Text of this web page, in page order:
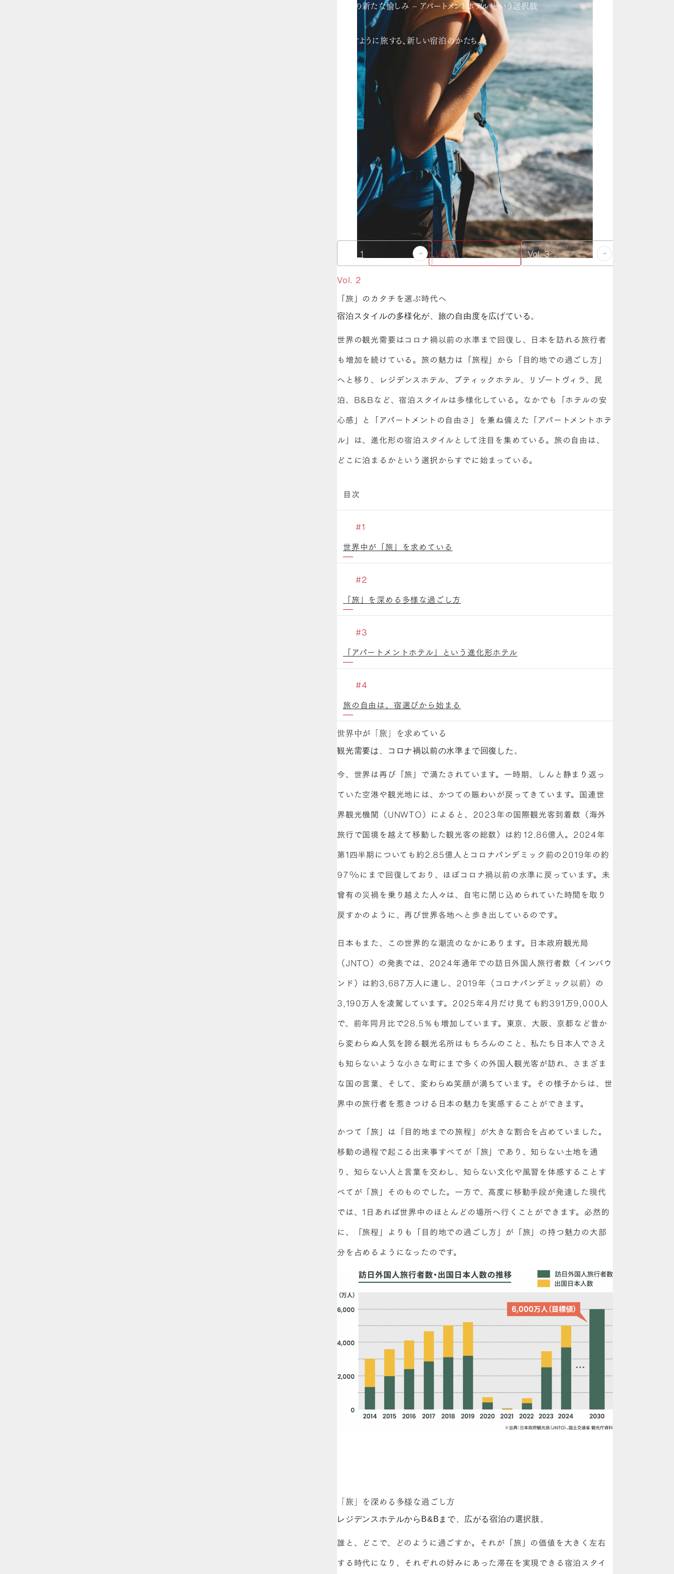
「旅」の新たな愉しみ – アパートメントホテル という選択肢
暮らすように旅する、新しい宿泊のかたち。
Vol. 1 Vol. 2 Vol. 3
Vol. 2
「旅」のカタチを選ぶ時代へ
宿泊スタイルの多様化が、旅の自由度を広げている。
世界の観光需要はコロナ禍以前の水準まで回復し、日本を訪れる旅行者
も増加を続けている。旅の魅力は「旅程」から「目的地での過ごし方」
へと移り、レジデンスホテル、ブティックホテル、リゾートヴィラ、民
泊、B&Bなど、宿泊スタイルは多様化している。なかでも「ホテルの安
心感」と「アパートメントの自由さ」を兼ね備えた「アパートメントホテ
ル」は、進化形の宿泊スタイルとして注目を集めている。旅の自由は、
どこに泊まるかという選択からすでに始まっている。
目次
世界中が「旅」を求めている
「旅」を深める多様な過ごし方
「アパートメントホテル」という進化形ホテル
旅の自由は、宿選びから始まる
世界中が「旅」を求めている
観光需要は、コロナ禍以前の水準まで回復した。
今、世界は再び「旅」で満たされています。一時期、しんと静まり返っ
ていた空港や観光地には、かつての賑わいが戻ってきています。国連世
界観光機関（UNWTO）によると、2023年の国際観光客到着数（海外
旅行で国境を越えて移動した観光客の総数）は約 12.86億人。2024年
第1四半期についても約2.85億人とコロナパンデミック前の2019年の約
97%にまで回復しており、ほぼコロナ禍以前の水準に戻っています。未
曾有の災禍を乗り越えた人々は、自宅に閉じ込められていた時間を取り
戻すかのように、再び世界各地へと歩き出しているのです。
日本もまた、この世界的な潮流のなかにあります。日本政府観光局
（JNTO）の発表では、2024年通年での訪日外国人旅行者数（インバウ
ンド）は約3,687万人に達し、2019年（コロナパンデミック以前）の
3,190万人を凌駕しています。2025年4月だけ見ても約391万9,000人
で、前年同月比で28.5％も増加しています。東京、大阪、京都など昔か
ら変わらぬ人気を誇る観光名所はもちろんのこと、私たち日本人でさえ
も知らないような小さな町にまで多くの外国人観光客が訪れ、さまざま
な国の言葉、そして、変わらぬ笑顔が満ちています。その様子からは、世
界中の旅行者を惹きつける日本の魅力を実感することができます。
かつて「旅」は「目的地までの旅程」が大きな割合を占めていました。
移動の過程で起こる出来事すべてが「旅」であり、知らない土地を通
り、知らない人と言葉を交わし、知らない文化や風習を体感することす
べてが「旅」そのものでした。一方で、高度に移動手段が発達した現代
では、1日あれば世界中のほとんどの場所へ行くことができます。必然的
に、「旅程」よりも「目的地での過ごし方」が「旅」の持つ魅力の大部
分を占めるようになったのです。
「旅」を深める多様な過ごし方
レジデンスホテルからB&Bまで、広がる宿泊の選択肢。
誰と、どこで、どのように過ごすか。それが「旅」の価値を大きく左右
する時代になり、それぞれの好みにあった滞在を実現できる宿泊スタイ